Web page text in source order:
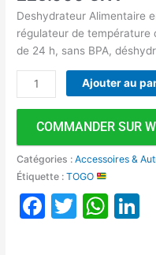
Deshydrateur Alimentaire
régulateur de température
de 24 h, sans BPA,
Ajouter au
COMMANDER SUR
Catégories :Accessoires &
Étiquette :TOGO
Facebook
Twitter